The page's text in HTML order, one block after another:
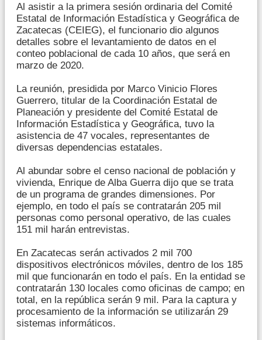
Al asistir a la primera sesión ordinaria del Comité
Estatal de Información Estadística y Geográfica de
Zacatecas (CEIEG), el funcionario dio algunos
detalles sobre el levantamiento de datos en el
conteo poblacional de cada 10 años, que será en
marzo de 2020.
La reunión, presidida por Marco Vinicio Flores
Guerrero, titular de la Coordinación Estatal de
Planeación y presidente del Comité Estatal de
Información Estadística y Geográfica, tuvo la
asistencia de 47 vocales, representantes de
diversas dependencias estatales.
Al abundar sobre el censo nacional de población y
vivienda, Enrique de Alba Guerra dijo que se trata
de un programa de grandes dimensiones. Por
ejemplo, en todo el país se contratarán 205 mil
personas como personal operativo, de las cuales
151 mil harán entrevistas.
En Zacatecas serán activados 2 mil 700
dispositivos electrónicos móviles, dentro de los 185
mil que funcionarán en todo el país. En la entidad se
contratarán 130 locales como oficinas de campo; en
total, en la república serán 9 mil. Para la captura y
procesamiento de la información se utilizarán 29
sistemas informáticos.